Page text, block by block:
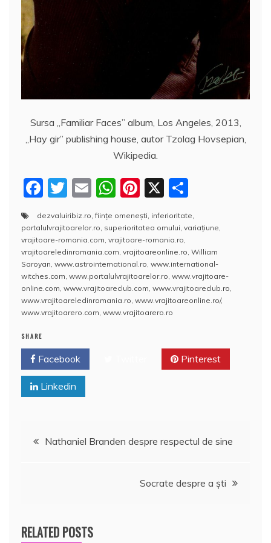
Sursa „Familiar Faces” album, Los Angeles, 2013,
„Hay gir” publishing house, autor Tzolag Hovsepian,
Wikipedia.
F
c
e
b
o
o
k
T
w
itt
er
E
m
ai
l
W
at
s
A
p
p
Pi
nt
er
e
st
X
rt
aj
e
a
z
dezvaluiribiz.ro,fiinţe omeneşti, inferioritate,
portalulvrajitoarelor.ro, superioritatea omului, variaţiune,
vrajitoare-romania.com, vrajitoare-romania.ro,
vrajitoareledinromania.com, vrajitoareonline.ro, William
Saroyan, www.astrointernational.ro, www.international-
witches.com, www.portalulvrajitoarelor.ro, www.vrajitoare-
online.com, www.vrajitoareclub.com, www.vrajitoareclub.ro,
www.vrajitoareledinromania.ro, www.vrajitoareonline.ro/,
www.vrajitoarero.com, www.vrajitoarero.ro
SHARE
Facebook Pinterest
Linkedin
Navigare
Nathaniel Branden despre respectul de sine
Socrate despre a şti
RELATED POSTS